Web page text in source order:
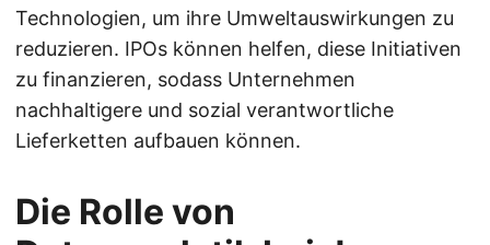
Technologien, um ihre Umweltauswirkungen zu
reduzieren. IPOs können helfen, diese Initiativen
zu finanzieren, sodass Unternehmen
nachhaltigere und sozial verantwortliche
Lieferketten aufbauen können.
Die Rolle von